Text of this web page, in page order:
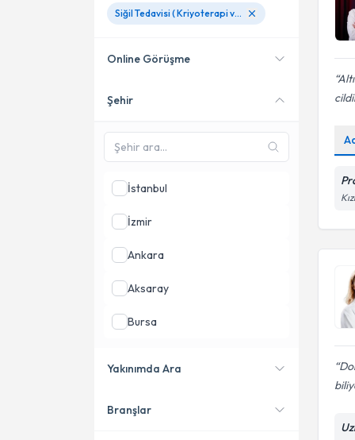
Siğil Tedavisi ( Kriyoterapi ve Radyofrekans ile)
Online Görüşme
Online danışmanlık sunan
Şehir
İstanbul
İzmir
Ankara
Aksaray
Bursa
Yakınımda Ara
Konumuma yakın uzmanları
Branşlar